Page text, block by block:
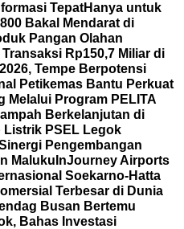
TepatHanya untuk
Bakal Mendarat di
Pangan Olahan
Rp150,7 Miliar di
Tempe Berpotensi
Petikemas Bantu Perkuat
Melalui Program PELITA
Berkelanjutan di
Listrik PSEL Legok
Pengembangan
Maluku InJourney Airports
Soekarno-Hatta
Terbesar di Dunia
Busan Bertemu
Bahas Investasi